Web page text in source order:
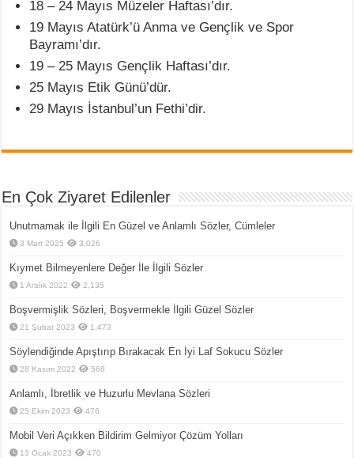
18 – 24 Mayıs Müzeler Haftası’dır.
19 Mayıs Atatürk’ü Anma ve Gençlik ve Spor
Bayramı’dır.
19 – 25 Mayıs Gençlik Haftası’dır.
25 Mayıs Etik Günü’dür.
29 Mayıs İstanbul’un Fethi’dir.
En Çok Ziyaret Edilenler
Unutmamak ile İlgili En Güzel ve Anlamlı Sözler, Cümleler
3 Mart 2025 3,026
Kıymet Bilmeyenlere Değer İle İlgili Sözler
1 Aralık 2022 2,135
Boşvermişlik Sözleri, Boşvermekle İlgili Güzel Sözler
21 Şubat 2023 1,473
Söylendiğinde Apıştırıp Bırakacak En İyi Laf Sokucu Sözler
28 Kasım 2022 568
Anlamlı, İbretlik ve Huzurlu Mevlana Sözleri
25 Ekim 2023 476
Mobil Veri Açıkken Bildirim Gelmiyor Çözüm Yolları
13 Ocak 2023 470